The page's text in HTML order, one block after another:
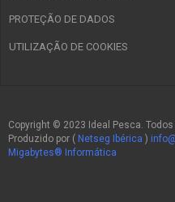
PROTEÇÃO DE DADOS
UTILIZAÇÃO DE COOKIES
Copyright © 2023 Ideal Pesca.
Produzido por ( Netseg Ibérica )
Migabytes® Informática